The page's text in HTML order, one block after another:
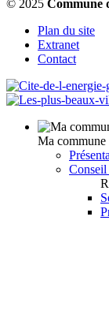
© 2025 Commune
Plan du site
Extranet
Contact
Ma commune